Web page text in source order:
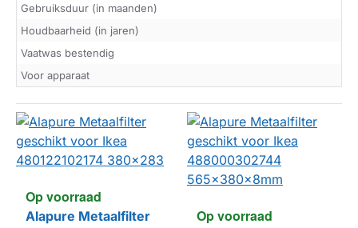
Gebruiksduur (in maanden)
Houdbaarheid (in jaren)
Vaatwas bestendig
Voor apparaat
Op voorraad
Alapure Metaalfilter
Op voorraad